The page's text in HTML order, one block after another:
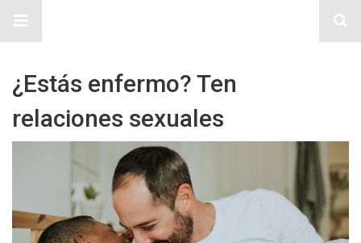
¿Estás enfermo? Ten
relaciones sexuales